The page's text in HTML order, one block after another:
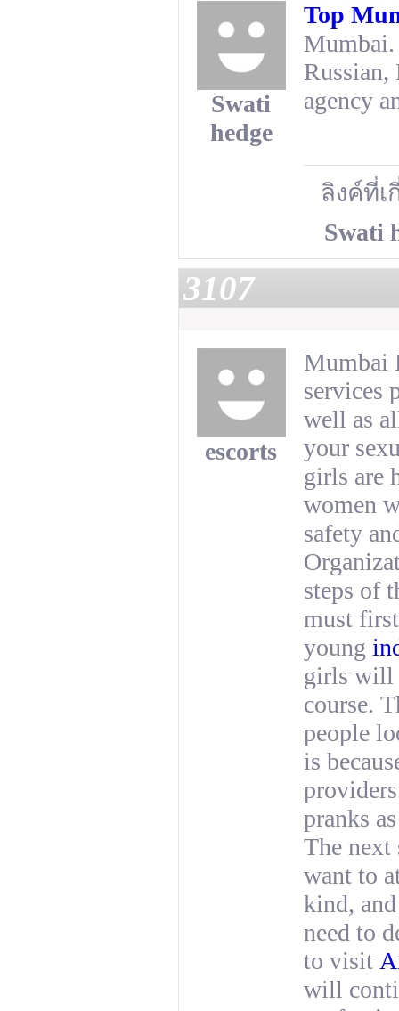
Swati
hedge
Top
agency
ลิงค์ที่
Swati
3107
escorts
Mumbai
services
well as
your
girls are
women
safety
steps of
must
young
girls will
course.
people
is
pranks
The next
want to
kind,
need to
to visit
will